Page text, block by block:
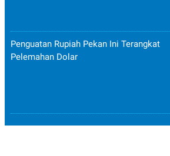
Penguatan Rupiah Pekan Ini Terangkat
Pelemahan Dolar